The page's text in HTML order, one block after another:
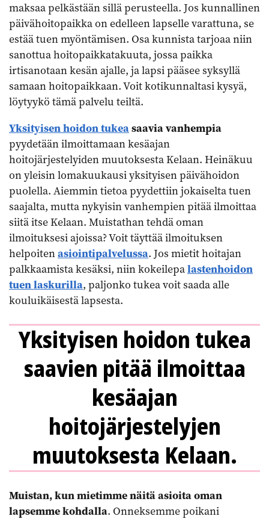
maksaa pelkästään sillä perusteella. Jos kunnallinen
päivähoitopaikka on edelleen lapselle varattuna, se
estää tuen myöntämisen. Osa kunnista tarjoaa niin
sanottua hoitopaikkatakuuta, jossa paikka
irtisanotaan kesän ajalle, ja lapsi pääsee syksyllä
samaan hoitopaikkaan. Voit kotikunnaltasi kysyä,
löytyykö tämä palvelu teiltä.
Yksityisen hoidon tukeasaavia vanhempia
pyydetään ilmoittamaan kesäajan
hoitojärjestelyiden muutoksesta Kelaan. Heinäkuu
on yleisin lomakuukausi yksityisen päivähoidon
puolella. Aiemmin tietoa pyydettiin jokaiselta tuen
saajalta, mutta nykyisin vanhempien pitää ilmoittaa
siitä itse Kelaan. Muistathan tehdä oman
ilmoituksesi ajoissa? Voit täyttää ilmoituksen
helpoitenasiointipalvelussa. Jos mietit hoitajan
palkkaamista kesäksi, niin kokeilepalastenhoidon
tuen laskurilla, paljonko tukea voit saada alle
kouluikäisestä lapsesta.
Yksityisen hoidon tukea
saavien pitää ilmoittaa
kesäajan
hoitojärjestelyjen
muutoksesta Kelaan.
Muistan, kun mietimme näitä asioita oman
lapsemme kohdalla. Onneksemme poikani